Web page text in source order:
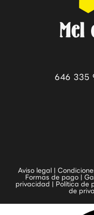
646 335
Aviso legal|
Formas de pago |
privacidad | Política de
de